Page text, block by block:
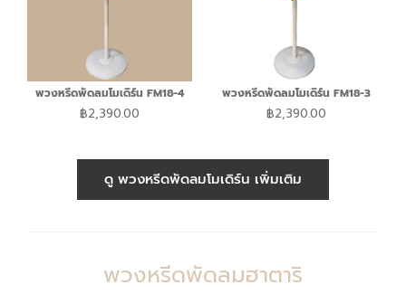
พวงหรีดพัดลมโมเดิร์น FM18-4
฿2,390.00
พวงหรีดพัดลมโมเดิร์น FM18-3
฿2,390.00
ดู พวงหรีดพัดลมโมเดิร์น เพิ่มเติม
พวงหรีดพัดลมฮาตาริ